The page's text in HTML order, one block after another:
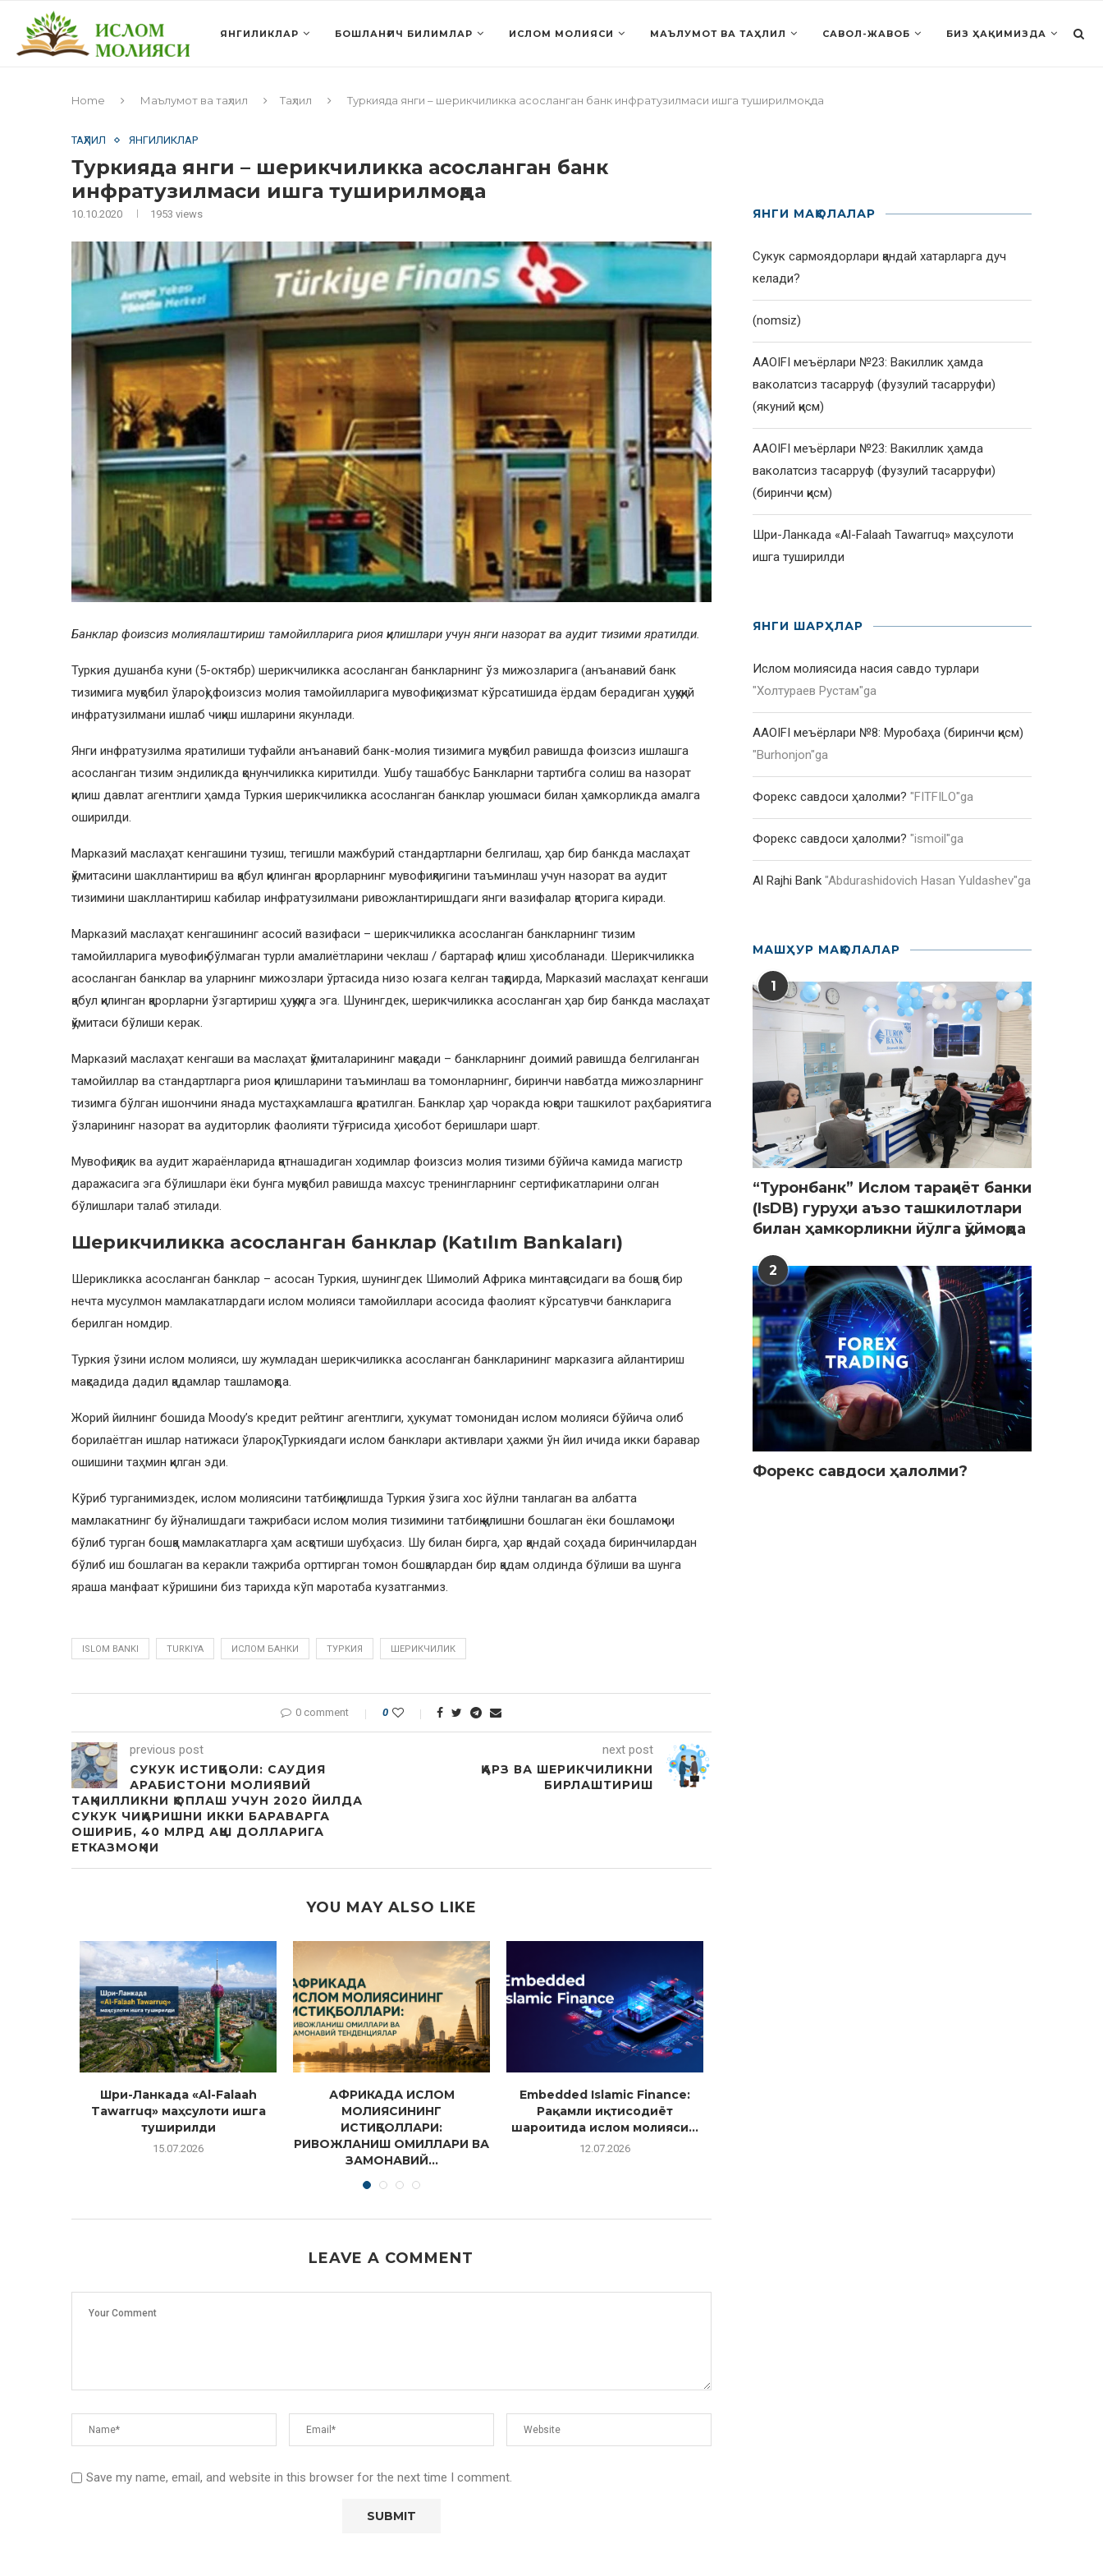
ЯНГИЛИКЛАР БОШЛАНҒИЧ БИЛИМЛАР ИСЛОМ МОЛИЯСИ МАЪЛУМОТ ВА ТАҲЛИЛ САВОЛ-ЖАВОБ БИЗ ҲАҚИМИЗДА
Home Маълумот ва таҳлил Таҳлил Туркияда янги – шерикчиликка асосланган банк инфратузилмаси ишга туширилмоқда
ТАҲЛИЛ ЯНГИЛИКЛАР
Туркияда янги – шерикчиликка асосланган банк
инфратузилмаси ишга туширилмоқда
10.10.2020 1953 views
Банклар фоизсиз молиялаштириш тамойилларига риоя қилишлари учун янги назорат ва аудит тизими яратилди.
Туркия душанба куни (5-октябр) шерикчиликка асосланган банкларнинг ўз мижозларига (анъанавий банк
тизимига муқобил ўлароқ) фоизсиз молия тамойилларига мувофиқ хизмат кўрсатишида ёрдам берадиган ҳуқуқий
инфратузилмани ишлаб чиқиш ишларини якунлади.
Янги инфратузилма яратилиши туфайли анъанавий банк-молия тизимига муқобил равишда фоизсиз ишлашга
асосланган тизим эндиликда қонунчиликка киритилди. Ушбу ташаббус Банкларни тартибга солиш ва назорат
қилиш давлат агентлиги ҳамда Туркия шерикчиликка асосланган банклар уюшмаси билан ҳамкорликда амалга
оширилди.
Марказий маслаҳат кенгашини тузиш, тегишли мажбурий стандартларни белгилаш, ҳар бир банкда маслаҳат
қўмитасини шакллантириш ва қабул қилинган қарорларнинг мувофиқлигини таъминлаш учун назорат ва аудит
тизимини шакллантириш кабилар инфратузилмани ривожлантиришдаги янги вазифалар қаторига киради.
Марказий маслаҳат кенгашининг асосий вазифаси – шерикчиликка асосланган банкларнинг тизим
тамойилларига мувофиқ бўлмаган турли амалиётларини чеклаш / бартараф қилиш ҳисобланади. Шерикчиликка
асосланган банклар ва уларнинг мижозлари ўртасида низо юзага келган тақдирда, Марказий маслаҳат кенгаши
қабул қилинган қарорларни ўзгартириш ҳуқуқига эга. Шунингдек, шерикчиликка асосланган ҳар бир банкда маслаҳат
қўмитаси бўлиши керак.
Марказий маслаҳат кенгаши ва маслаҳат қўмиталарининг мақсади – банкларнинг доимий равишда белгиланган
тамойиллар ва стандартларга риоя қилишларини таъминлаш ва томонларнинг, биринчи навбатда мижозларнинг
тизимга бўлган ишончини янада мустаҳкамлашга қаратилган. Банклар ҳар чоракда юқори ташкилот раҳбариятига
ўзларининг назорат ва аудиторлик фаолияти тўғрисида ҳисобот беришлари шарт.
Мувофиқлик ва аудит жараёнларида қатнашадиган ходимлар фоизсиз молия тизими бўйича камида магистр
даражасига эга бўлишлари ёки бунга муқобил равишда махсус тренингларнинг сертификатларини олган
бўлишлари талаб этилади.
Шерикчиликка асосланган банклар (Katılım Bankaları)
Шерикликка асосланган банклар – асосан Туркия, шунингдек Шимолий Африка минтақасидаги ва бошқа бир
нечта мусулмон мамлакатлардаги ислом молияси тамойиллари асосида фаолият кўрсатувчи банкларига
берилган номдир.
Туркия ўзини ислом молияси, шу жумладан шерикчиликка асосланган банкларининг марказига айлантириш
мақсадида дадил қадамлар ташламоқда.
Жорий йилнинг бошида Moody’s кредит рейтинг агентлиги, ҳукумат томонидан ислом молияси бўйича олиб
борилаётган ишлар натижаси ўлароқ, Туркиядаги ислом банклари активлари ҳажми ўн йил ичида икки баравар
ошишини таҳмин қилган эди.
Кўриб турганимиздек, ислом молиясини татбиқ қилишда Туркия ўзига хос йўлни танлаган ва албатта
мамлакатнинг бу йўналишдаги тажрибаси ислом молия тизимини татбиқ қилишни бошлаган ёки бошламоқчи
бўлиб турган бошқа мамлакатларга ҳам асқотиши шубҳасиз. Шу билан бирга, ҳар қандай соҳада биринчилардан
бўлиб иш бошлаган ва керакли тажриба орттирган томон бошқалардан бир қадам олдинда бўлиши ва шунга
яраша манфаат кўришини биз тарихда кўп маротаба кузатганмиз.
ISLOM BANKI TURKIYA ИСЛОМ БАНКИ ТУРКИЯ ШЕРИКЧИЛИК
0 comment 0
previous post
СУКУК ИСТИҚБОЛИ: САУДИЯ
АРАБИСТОНИ МОЛИЯВИЙ
ТАҚЧИЛЛИКНИ ҚОПЛАШ УЧУН 2020 ЙИЛДА
СУКУК ЧИҚАРИШНИ ИККИ БАРАВАРГА
ОШИРИБ, 40 МЛРД АҚШ ДОЛЛАРИГА
ЕТКАЗМОҚЧИ
next post
ҚАРЗ ВА ШЕРИКЧИЛИКНИ
БИРЛАШТИРИШ
YOU MAY ALSO LIKE
Шри-Ланкада «Al-Falaah
Tawarruq» маҳсулоти ишга
туширилди
15.07.2026
АФРИКАДА ИСЛОМ
МОЛИЯСИНИНГ
ИСТИҚБОЛЛАРИ:
РИВОЖЛАНИШ ОМИЛЛАРИ ВА
ЗАМОНАВИЙ...
14.07.2026
Embedded Islamic Finance:
Рақамли иқтисодиёт
шароитида ислом молияси...
12.07.2026
LEAVE A COMMENT
Save my name, email, and website in this browser for the next time I comment.
ЯНГИ МАҚОЛАЛАР
Сукук сармоядорлари қандай хатарларга дуч
келади?
(nomsiz)
AAOIFI меъёрлари №23: Вакиллик ҳамда
ваколатсиз тасарруф (фузулий тасарруфи)
(якуний қисм)
AAOIFI меъёрлари №23: Вакиллик ҳамда
ваколатсиз тасарруф (фузулий тасарруфи)
(биринчи қисм)
Шри-Ланкада «Al-Falaah Tawarruq» маҳсулоти
ишга туширилди
ЯНГИ ШАРҲЛАР
Ислом молиясида насия савдо турлари
"Холтураев Рустам"ga
AAOIFI меъёрлари №8: Муробаҳа (биринчи қисм)
"Burhonjon"ga
Форекс савдоси ҳалолми? "FITFILO"ga
Форекс савдоси ҳалолми? "ismoil"ga
Al Rajhi Bank "Abdurashidovich Hasan Yuldashev"ga
МАШҲУР МАҚОЛАЛАР
1
“Туронбанк” Ислом тараққиёт банки
(IsDB) гуруҳи аъзо ташкилотлари
билан ҳамкорликни йўлга қўймоқда
2
Форекс савдоси ҳалолми?